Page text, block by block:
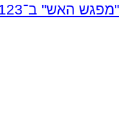
"מפגש האש" ב־123 מיליון שקל